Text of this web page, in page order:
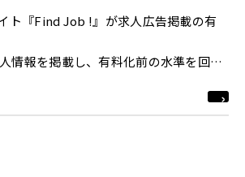
ト『Find Job !』が求人広告掲載の有
情報を掲載し、有料化前の水準を回復